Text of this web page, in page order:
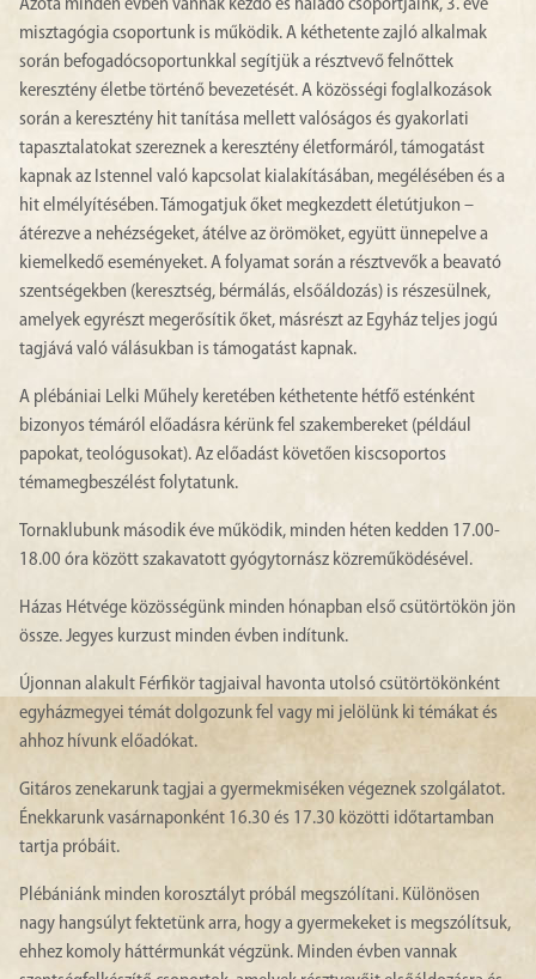
Azóta minden évben vannak kezdő és haladó csoportjaink, 3. éve
misztagógia csoportunk is működik. A kéthetente zajló alkalmak
során befogadócsoportunkkal segítjük a résztvevő felnőttek
keresztény életbe történő bevezetését. A közösségi foglalkozások
során a keresztény hit tanítása mellett valóságos és gyakorlati
tapasztalatokat szereznek a keresztény életformáról, támogatást
kapnak az Istennel való kapcsolat kialakításában, megélésében és a
hit elmélyítésében. Támogatjuk őket megkezdett életútjukon –
átérezve a nehézségeket, átélve az örömöket, együtt ünnepelve a
kiemelkedő eseményeket. A folyamat során a résztvevők a beavató
szentségekben (keresztség, bérmálás, elsőáldozás) is részesülnek,
amelyek egyrészt megerősítik őket, másrészt az Egyház teljes jogú
tagjává való válásukban is támogatást kapnak.
A plébániai Lelki Műhely keretében kéthetente hétfő esténként
bizonyos témáról előadásra kérünk fel szakembereket (például
papokat, teológusokat). Az előadást követően kiscsoportos
témamegbeszélést folytatunk.
Tornaklubunk második éve működik, minden héten kedden 17.00-
18.00 óra között szakavatott gyógytornász közreműködésével.
Házas Hétvége közösségünk minden hónapban első csütörtökön jön
össze. Jegyes kurzust minden évben indítunk.
Újonnan alakult Férfikör tagjaival havonta utolsó csütörtökönként
egyházmegyei témát dolgozunk fel vagy mi jelölünk ki témákat és
ahhoz hívunk előadókat.
Gitáros zenekarunk tagjai a gyermekmiséken végeznek szolgálatot.
Énekkarunk vasárnaponként 16.30 és 17.30 közötti időtartamban
tartja próbáit.
Plébániánk minden korosztályt próbál megszólítani. Különösen
nagy hangsúlyt fektetünk arra, hogy a gyermekeket is megszólítsuk,
ehhez komoly háttérmunkát végzünk. Minden évben vannak